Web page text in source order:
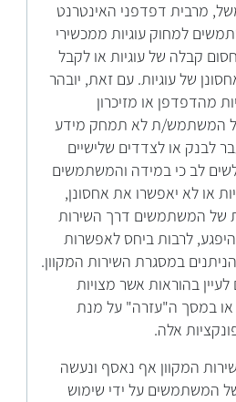
מרבית דפדפני האינטרנט
למחוק עוגיות ממכשירי
קבלה של עוגיות או לקבל
של עוגיות. עם זאת, יובהר
מהדפדפן או מזיכרון
המשתמש/ת לא תמחק מידע
לבנק או לצדדים שלישיים
לב כי במידה והמשתמשים
או לא יאפשרו את אחסונן,
של המשתמשים דרך השירות
לרבות ביחס לאפשרות
במסגרת השירות המקוון.
בהוראות אשר מצויות
במסך ה"עזרה" על מנת
אלה.
המקוון אף נאסף ונעשה
המשתמשים על ידי שימוש